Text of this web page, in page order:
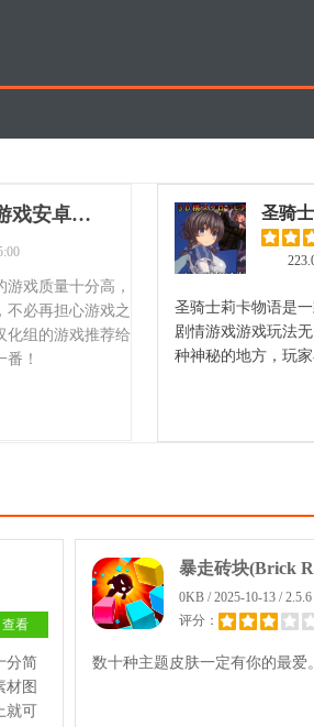
桃子汉化组移植的1000款游戏-汉化组游戏安卓直装
戏质量十分高，
不必再担心游戏之
化组的游戏推荐给
！
圣骑
圣骑士莉卡物语是
剧情游戏游戏玩法
种神秘的地方，玩
查看
分简
材图
就可
暴走砖块(Brick
0KB / 2025-10-13 / 2.5.6
评分：
数十种主题皮肤一定有你的最爱。